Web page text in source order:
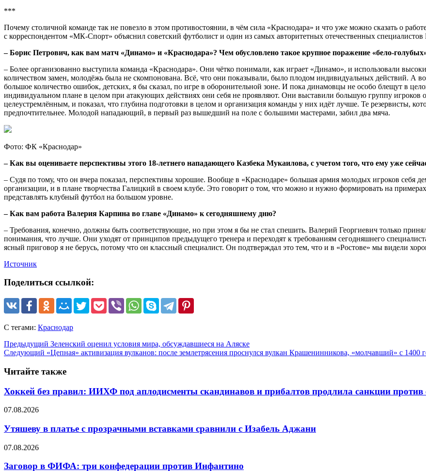
***
Почему столичной команде так не повезло в этом противостоянии, в чём сила «Краснодара» и что уже можно сказать о
с корреспондентом «МК-Спорт» объяснил советский футболист и один из самых авторитетных отечественных специалистов
–Борис Петрович, как вам матч «Динамо» и «Краснодара»? Чем обусловлено такое крупное поражение «бело-
– Более организованно выступила команда «Краснодара». Они чётко понимали, как играет «Динамо», и использовали
количеством замен, молодёжь была не скомпонована. Всё, что они показывали, было плодом индивидуальных действий. А
большое количество ошибок, детских, я бы сказал, по игре в оборонительной зоне. И пока динамовцы не особо блещут в
индивидуальном плане в целом при атакующих действиях они себя не проявляют. Они выставили большую группу игроков
целеустремлённым, и показал, что глубина подготовки в целом и организация команды у них идёт лучше. Те резервисты,
предпочтительнее. Молодой нападающий, в первый раз вышедший на поле с большими мастерами, забил два мяча.
Фото: ФК «Краснодар»
–Как вы оцениваете перспективы этого 18-летнего нападающего Казбека Мукаилова, с учетом того, что ему уже
– Судя по тому, что он вчера показал, перспективы хорошие. Вообще в «Краснодаре» большая армия молодых игроков себя
организации, и в плане творчества Галицкий в своем клубе. Это говорит о том, что можно и нужно формировать на
представлять клубный футбол на большом уровне.
–Как вам работа Валерия Карпина во главе «Динамо» к сегодняшнему дню?
– Требования, конечно, должны быть соответствующие, но при этом я бы не стал спешить. Валерий Георгиевич только
понимания, что лучше. Они уходят от принципов предыдущего тренера и переходят к требованиям сегодняшнего
ясный приговор я не берусь, потому что он классный специалист. Он подтверждал это тем, что и в «Ростове» мы видели
Источник
Поделиться ссылкой:
С тегами: Краснодар
Предыдущий Зеленский оценил условия мира, обсуждавшиеся на Аляске
Следующий «Цепная» активизация вулканов: после землетрясения проснулся вулкан Крашенинникова, «молчавший» с 1400
Читайте также
Хоккей без правил: ИИХФ под аплодисменты скандинавов и прибалтов продлила санкции против
07.08.2026
Утяшеву в платье с прозрачными вставками сравнили с Изабель Аджани
07.08.2026
Заговор в ФИФА: три конфедерации против Инфантино